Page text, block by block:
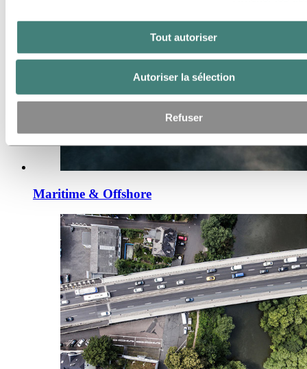
Tout autoriser
Autoriser la sélection
Refuser
Maritime & Offshore